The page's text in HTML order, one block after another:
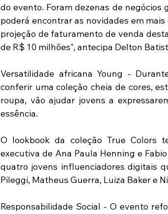
do evento. Foram dezenas de negócios
poderá encontrar as novidades em
projeção de faturamento de venda
de R$ 10 milhões", antecipa Delton
Versatilidade africana Young -
conferir uma coleção cheia de cores,
roupa, vão ajudar jovens a
essência.
O lookbook da coleção True Colors
executiva de Ana Paula Henning e
quatro jovens influenciadores digitais
Pileggi, Matheus Guerra, Luiza Baker e
Responsabilidade Social - O evento